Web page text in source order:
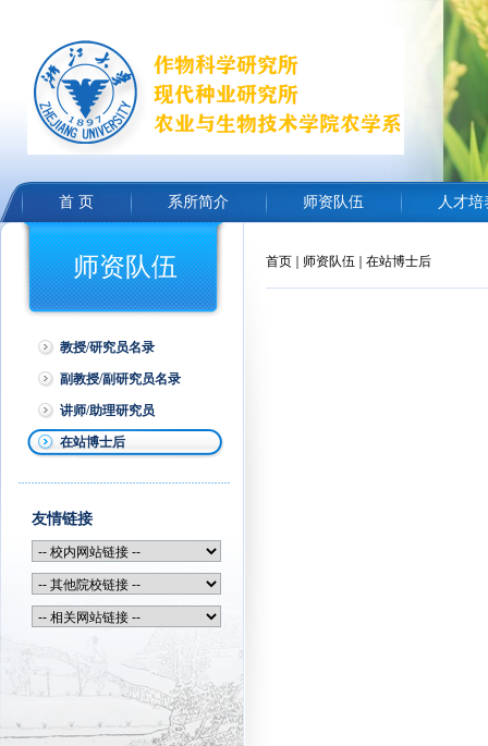
首 页 系所简介 师资队伍 人才培
师资队伍
教授/研究员名录
副教授/副研究员名录
讲师/助理研究员
在站博士后
友情链接
首页 师资队伍 在站博士后